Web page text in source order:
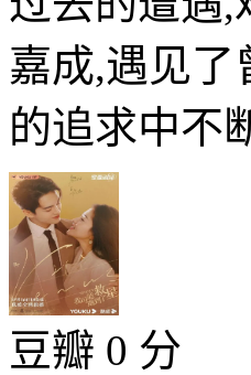
嘉成,遇见了
的追求中不
豆瓣 0 分